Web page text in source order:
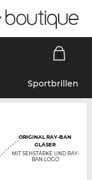
Sportbrillen
ORIGINAL RAY-BAN
GLÄSER
MIT SEHSTÄRKE UND RAY-
BAN LOGO